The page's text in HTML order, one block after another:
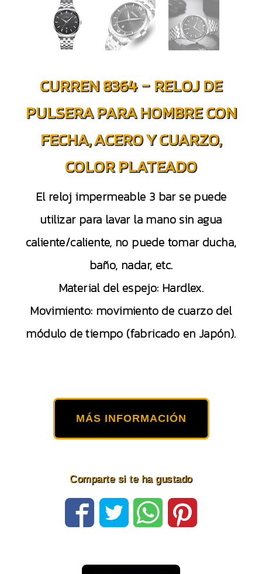
CURREN 8364 – RELOJ DE
PULSERA PARA HOMBRE CON
FECHA, ACERO Y CUARZO,
COLOR PLATEADO
El reloj impermeable 3 bar se puede
utilizar para lavar la mano sin agua
caliente/caliente, no puede tomar ducha,
baño, nadar, etc.
Material del espejo: Hardlex.
Movimiento: movimiento de cuarzo del
módulo de tiempo (fabricado en Japón).
MÁS INFORMACIÓN
Comparte si te ha gustado